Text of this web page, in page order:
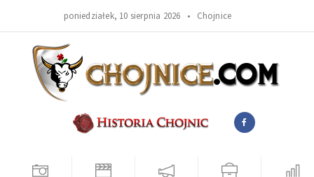
poniedziałek, 10 sierpnia 2026 • Chojnice